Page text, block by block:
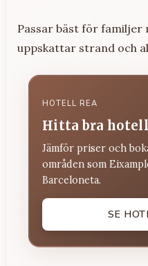
Passar bäst för familjer
uppskattar strand och
HOTELL REA
Hitta bra
Jämför priser och
områden som
Barceloneta.
SE